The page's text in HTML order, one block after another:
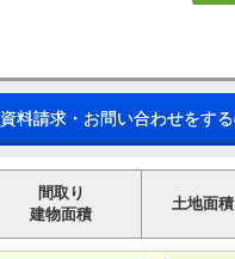
資料請求・お問い合わせをす
間取り
建物面積
土地面積